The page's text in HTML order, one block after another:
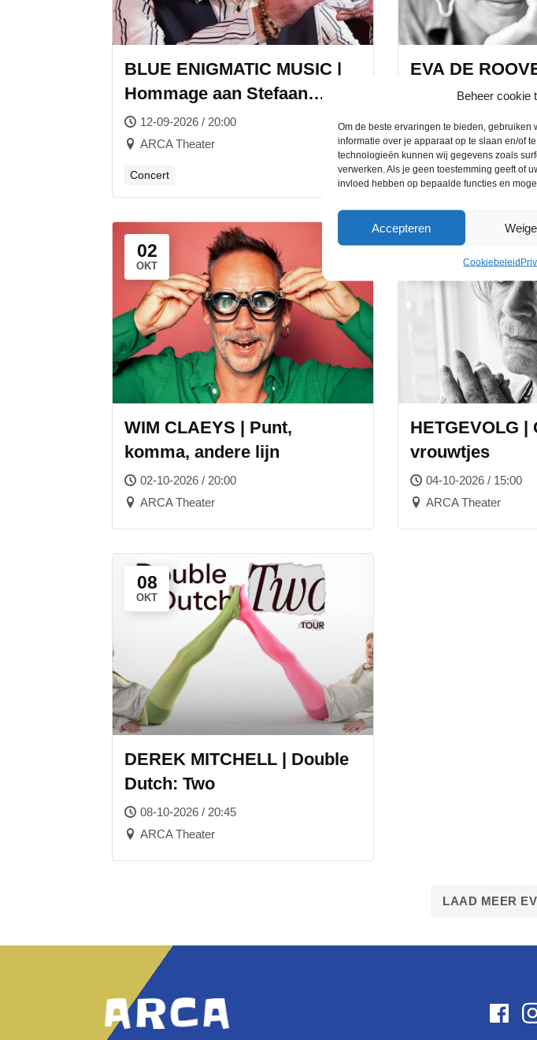
Beheer cookie
Om de beste ervaringen te bieden,
informatie over je apparaat op te slaan en/of
technologieën kunnen wij gegevens zoals
verwerken. Als je geen toestemming geeft of
invloed hebben op bepaalde functies en
Accepteren
Cookiebeleid
BLUE ENIGMATIC MUSIC |
Hommage aan Stefaan
Fernande
12-09-2026 / 20:00
ARCA Theater
Concert
EVA DE
Concert: Sluit
18-09-2026 / 20:00
ARCA Theater
02
OKT
WIM CLAEYS | Punt,
komma, andere lijn
02-10-2026 / 20:00
ARCA Theater
04
HETGEVOLG |
vrouwtjes
04-10-2026 / 15:00
ARCA Theater
08
OKT
DEREK MITCHELL | Double
Dutch: Two
08-10-2026 / 20:45
ARCA Theater
LAAD MEER